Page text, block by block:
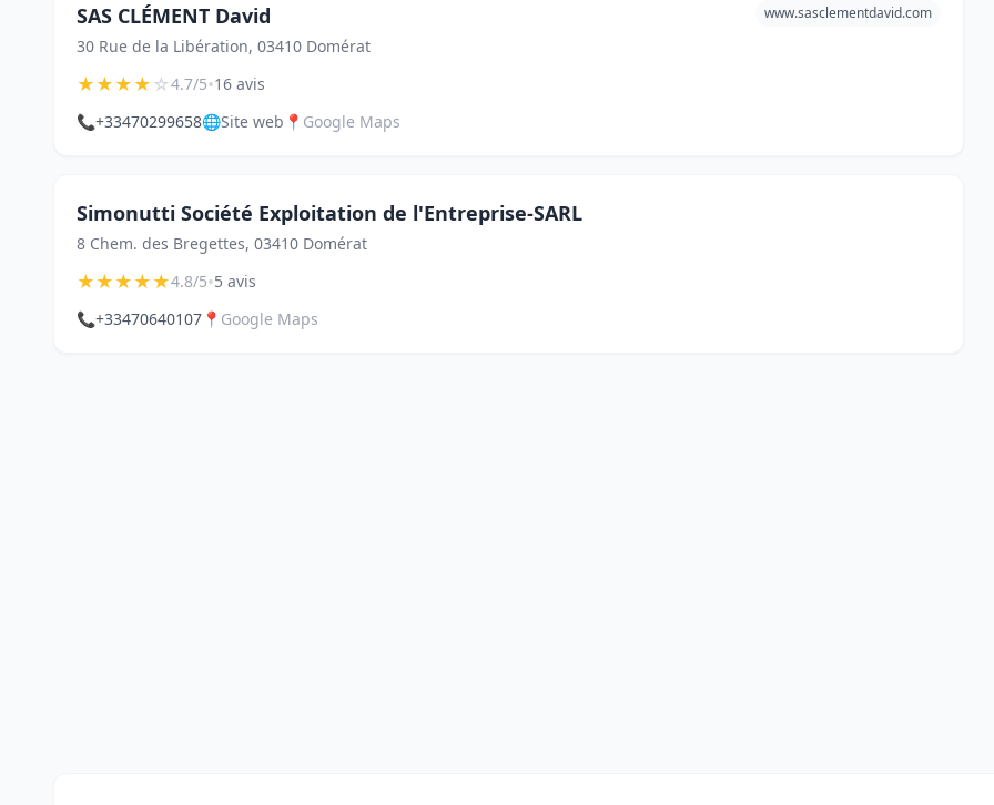
SAS CLÉMENT David
30 Rue de la Libération, 03410 Domérat
www.sasclementdavid.com
★★★★☆4.7/5•16 avis
📞+33470299658🌐Site web 📍 Google Maps
Simonutti Société Exploitation de l'Entreprise-SARL
8 Chem. des Bregettes, 03410 Domérat
★★★★★4.8/5•5 avis
📞+33470640107 📍 Google Maps